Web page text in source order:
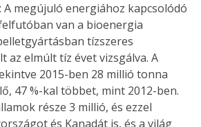
A megújuló energiához kapcsolódó
van a bioenergia
tízszeres
az elmúlt tíz évet vizsgálva. A
2015-ben 28 millió tonna
47 %-kal többet, mint 2012-ben.
része 3 millió, és ezzel
és Kanadát is, és a világ